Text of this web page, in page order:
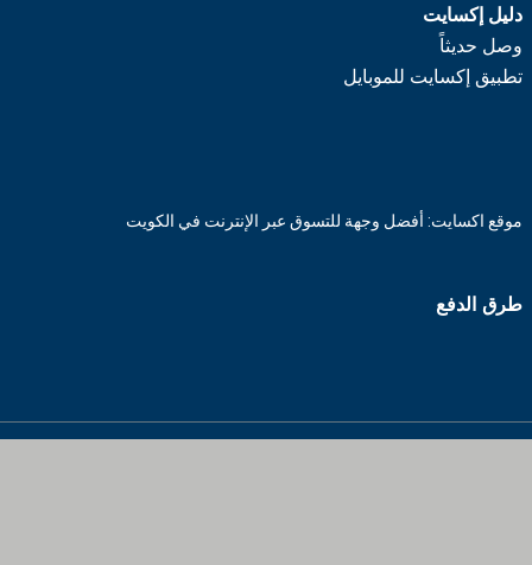
دليل إكسايت
وصل حديثاً
تطبيق إكسايت للموبايل
موقع اكسايت: أفضل وجهة للتسوق عبر الإنترنت في الكويت
طرق الدفع